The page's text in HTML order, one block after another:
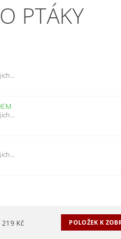
PTÁKY
219Kč POLOŽEK K